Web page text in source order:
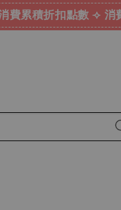
費累積折扣點數 ⟢ 消